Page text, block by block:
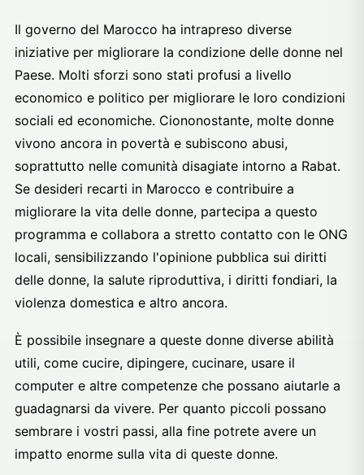
Il governo del Marocco ha intrapreso diverse
iniziative per migliorare la condizione delle donne nel
Paese. Molti sforzi sono stati profusi a livello
economico e politico per migliorare le loro condizioni
sociali ed economiche. Ciononostante, molte donne
vivono ancora in povertà e subiscono abusi,
soprattutto nelle comunità disagiate intorno a Rabat.
Se desideri recarti in Marocco e contribuire a
migliorare la vita delle donne, partecipa a questo
programma e collabora a stretto contatto con le ONG
locali, sensibilizzando l'opinione pubblica sui diritti
delle donne, la salute riproduttiva, i diritti fondiari, la
violenza domestica e altro ancora.
È possibile insegnare a queste donne diverse abilità
utili, come cucire, dipingere, cucinare, usare il
computer e altre competenze che possano aiutarle a
guadagnarsi da vivere. Per quanto piccoli possano
sembrare i vostri passi, alla fine potrete avere un
impatto enorme sulla vita di queste donne.